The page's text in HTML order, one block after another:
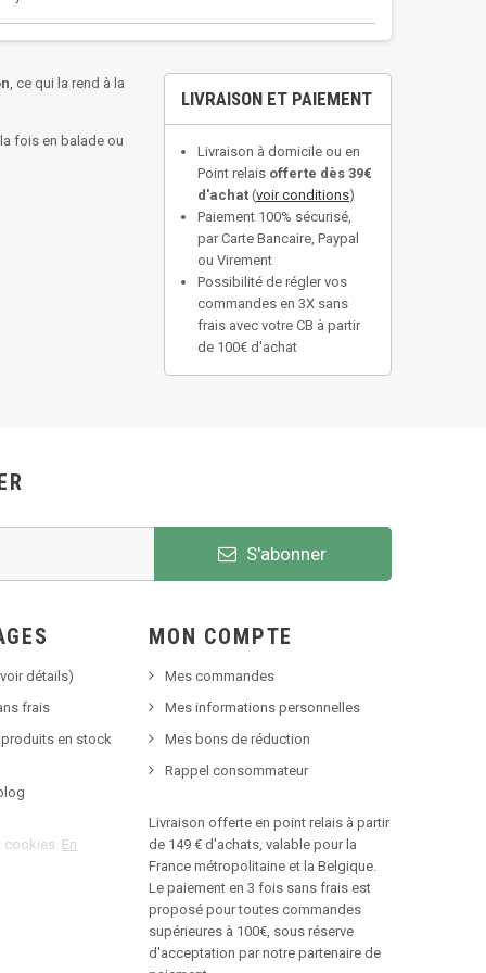
, ce qui la rend à la
fois en balade ou
LIVRAISON ET PAIEMENT
Livraison à domicile ou en
Point relais offerte dès 39€
d'achat (voir conditions)
Paiement 100% sécurisé,
par Carte Bancaire, Paypal
ou Virement
Possibilité de régler vos
commandes en 3X sans
frais avec votre CB à partir
de 100€ d'achat
S'abonner
détails)
frais
en stock
cookies. En
MON COMPTE
Mes commandes
Mes informations personnelles
Mes bons de réduction
Rappel consommateur
Livraison offerte en point relais à partir
de 149 € d'achats, valable pour la
France métropolitaine et la Belgique.
Le paiement en 3 fois sans frais est
proposé pour toutes commandes
supérieures à 100€, sous réserve
d'acceptation par notre partenaire de